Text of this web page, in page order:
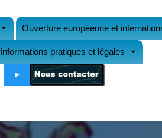
Ouverture européenne et
Informations pratiques et légales
►